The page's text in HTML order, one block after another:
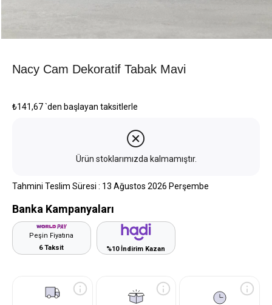
Nacy Cam Dekoratif Tabak Mavi
₺141,67`den başlayan taksitlerle
Ürün stoklarımızda kalmamıştır.
Tahmini Teslim Süresi : 13 Ağustos 2026 Perşembe
Banka Kampanyaları
Peşin Fiyatına
6 Taksit
%10 İndirim Kazan